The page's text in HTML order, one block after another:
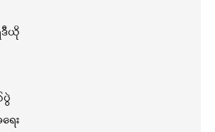
ဒီယို
ပွဲ
ေး